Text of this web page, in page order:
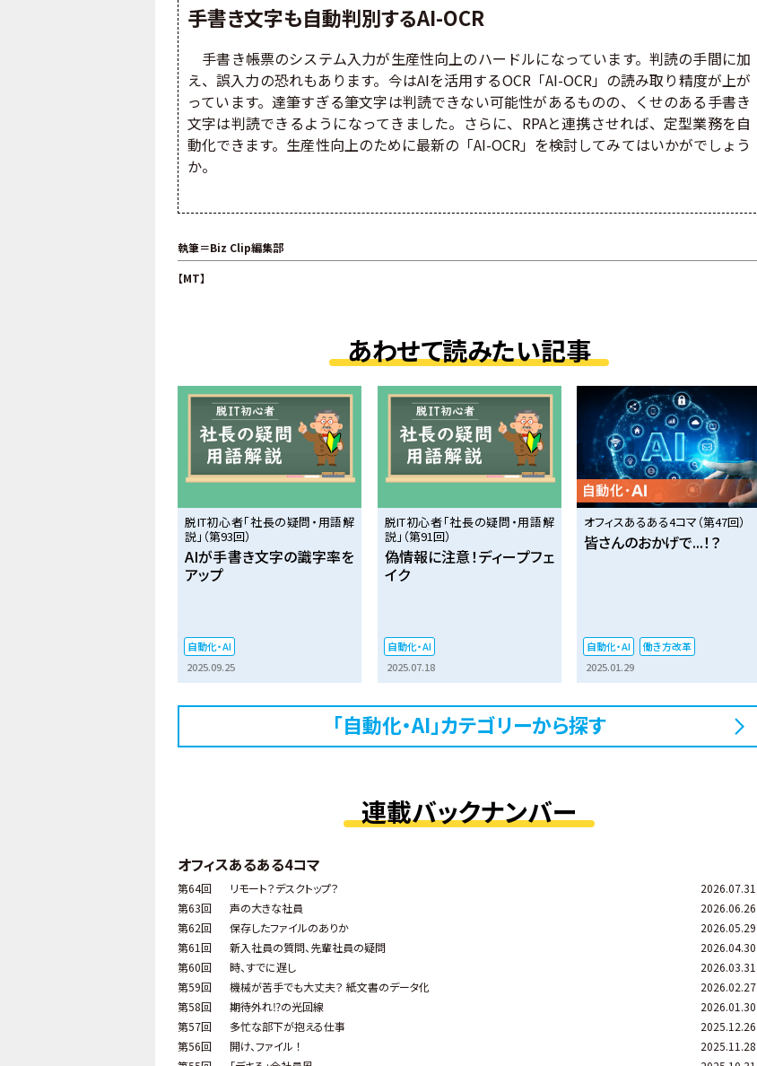
手書き文字も自動判別するAI-OCR
手書き帳票のシステム入力が生産性向上のハードルになっています。判読の手間に加
え、誤入力の恐れもあります。今はAIを活用するOCR「AI-OCR」の読み取り精度が上が
っています。達筆すぎる筆文字は判読できない可能性があるものの、くせのある手書き
文字は判読できるようになってきました。さらに、RPAと連携させれば、定型業務を自
動化できます。生産性向上のために最新の「AI-OCR」を検討してみてはいかがでしょう
か。
執筆＝Biz Clip編集部
【MT】
あわせて読みたい記事
脱IT初心者「社長の疑問・用語解
説」（第93回）
AIが手書き文字の識字率を
アップ
自動化・AI
2025.09.25
脱IT初心者「社長の疑問・用語解
説」（第91回）
偽情報に注意！ディープフェ
イク
自動化・AI
2025.07.18
オフィスあるある4コマ（第47回）
皆さんのおかげで...！？
自動化・AI
働き方改革
2025.01.29
「自動化・AI」カテゴリーから探す
連載バックナンバー
オフィスあるある4コマ
第64回 リモート？デスクトップ？
2026.07.31
第63回
声の大きな社員
2026.06.26
第62回
保存したファイルのありか
2026.05.29
第61回
新入社員の質問、先輩社員の疑問
2026.04.30
第60回
時、すでに遅し
2026.03.31
第59回
機械が苦手でも大丈夫？ 紙文書のデータ化
2026.02.27
第58回
期待外れ⁉の光回線
2026.01.30
第57回
多忙な部下が抱える仕事
2025.12.26
第56回
開け、ファイル ！
2025.11.28